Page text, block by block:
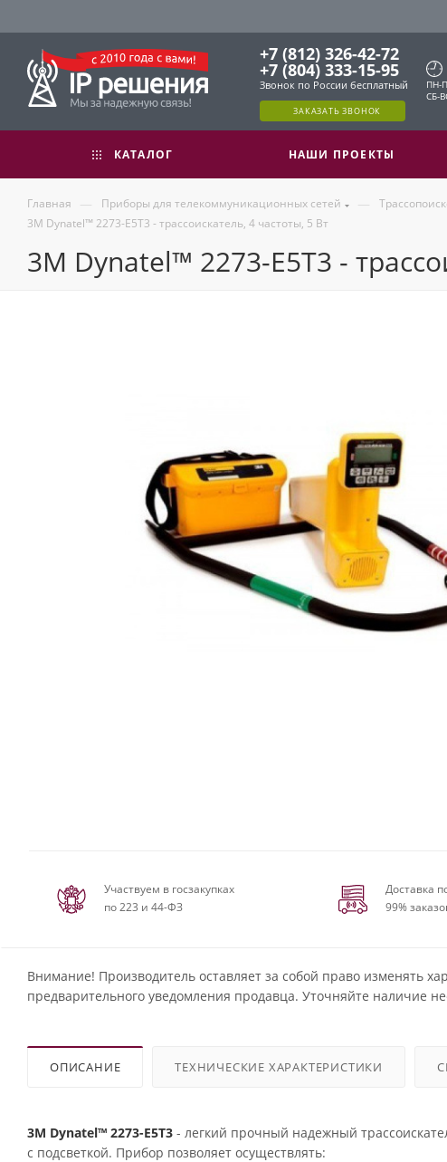
+7 (812) 326-42-72
+7 (804) 333-15-95
Звонок по России бесплатный
ЗАКАЗАТЬ ЗВОНОК
ПН-
СБ-
КАТАЛОГ НАШИ ПРОЕКТЫ
Главная — Приборы для телекоммуникационных сетей —
3M Dynatel™ 2273-Е5Т3 - трассоискатель, 4 частоты, 5 Вт
3M Dynatel™ 2273-Е5Т3 -
Участвуем в госзакупках
по 223 и 44-ФЗ
Доставка
99%
Внимание! Производитель оставляет за собой право изменять
предварительного уведомления продавца. Уточняйте наличие
ОПИСАНИЕ ТЕХНИЧЕСКИЕ ХАРАКТЕРИСТИКИ
3M Dynatel™ 2273-Е5Т3 - легкий прочный надежный
с подсветкой. Прибор позволяет осуществлять: